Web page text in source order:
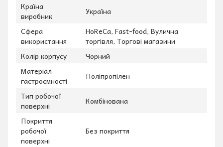
Країна
виробник
Україна
Сфера
використання
HoReCa, Fast-food, Вулична
торгівля, Торгові магазини
Колір корпусу
Чорний
Матеріал
гастроємності
Поліпропілен
Тип робочої
поверхні
Комбінована
Покриття
робочої
поверхні
Без покриття